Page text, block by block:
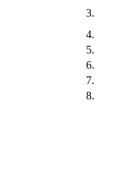
3.
4.
5.
6.
7.
8.